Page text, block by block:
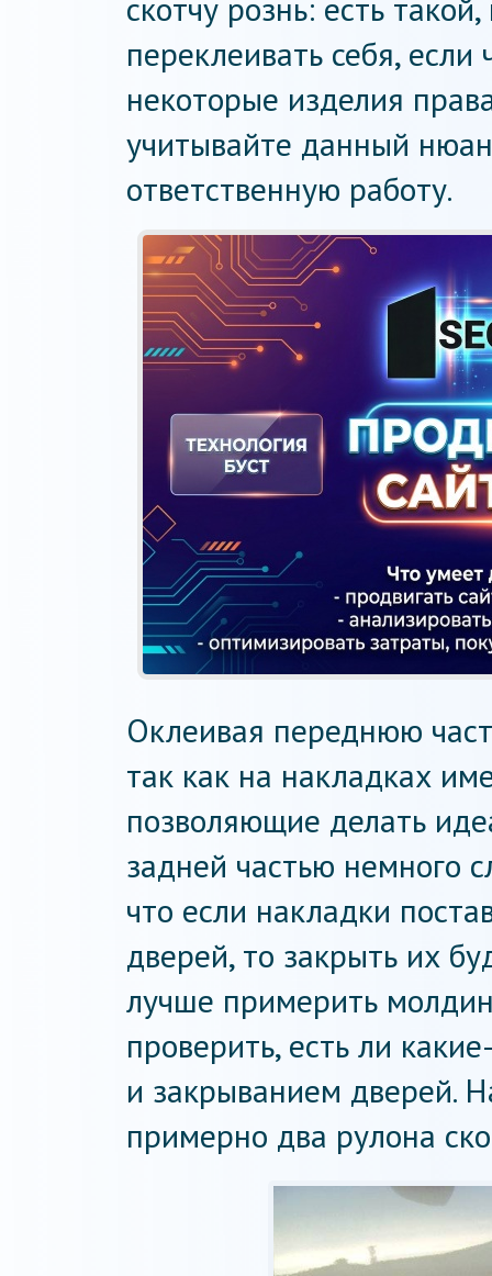
скотчу рознь: есть
переклеивать себя,
некоторые изделия
учитывайте данный
ответственную работу.
Оклеивая переднюю
так как на накладках
позволяющие делать
задней частью немного
что если накладки
дверей, то закрыть их
лучше примерить
проверить, есть ли
и закрыванием дверей.
примерно два рулона